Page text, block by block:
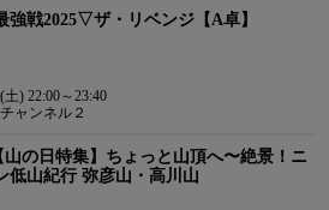
強戦2025▽ザ・リベンジ【A卓】
土) 22:00～23:40
ャンネル２
山の日特集】ちょっと山頂へ〜絶景！ニ
低山紀行 弥彦山・高川山